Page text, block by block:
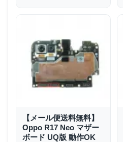
【メール便送料無料】
Oppo R17 Neo マザー
ボード UQ版 動作OK